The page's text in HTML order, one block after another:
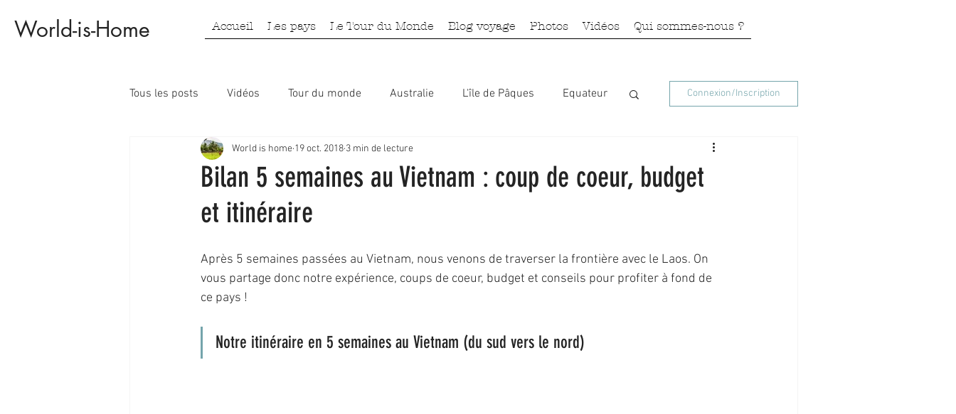
World-is-Home Accueil Les pays Le Tour du Monde Blog voyage Photos Vidéos Qui sommes-nous ?
Tous les posts Vidéos Tour du monde Australie L'île de Pâques Equateur
Vietnam Indonésie Pérou Galapagos
Connexion/Inscription
Bilan 5 semaines au Vietnam : coup de coeur, budget
et itinéraire
World is home 19 oct. 2018 3 min de lecture
Après 5 semaines passées au Vietnam, nous venons de traverser la frontière avec le Laos. On
vous partage donc notre expérience, coups de coeur, budget et conseils pour profiter à fond de
ce pays !
Notre itinéraire en 5 semaines au Vietnam (du sud vers le nord)